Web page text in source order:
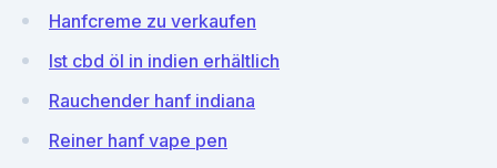
Hanfcreme zu verkaufen
Ist cbd öl in indien erhältlich
Rauchender hanf indiana
Reiner hanf vape pen